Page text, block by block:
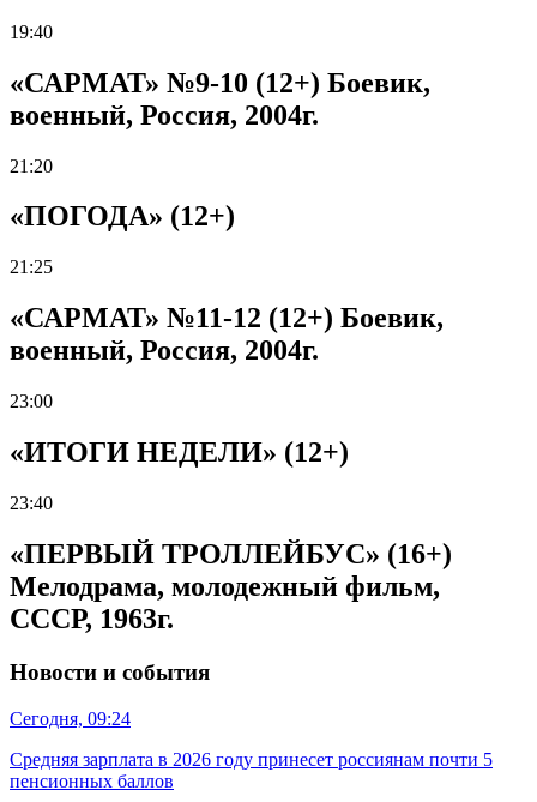
19:40
«САРМАТ» №9-10 (12+) Боевик,
военный, Россия, 2004г.
21:20
«ПОГОДА» (12+)
21:25
«САРМАТ» №11-12 (12+) Боевик,
военный, Россия, 2004г.
23:00
«ИТОГИ НЕДЕЛИ» (12+)
23:40
«ПЕРВЫЙ ТРОЛЛЕЙБУС» (16+)
Мелодрама, молодежный фильм,
СССР, 1963г.
Новости и события
Сегодня, 09:24
Средняя зарплата в 2026 году принесет россиянам почти 5
пенсионных баллов